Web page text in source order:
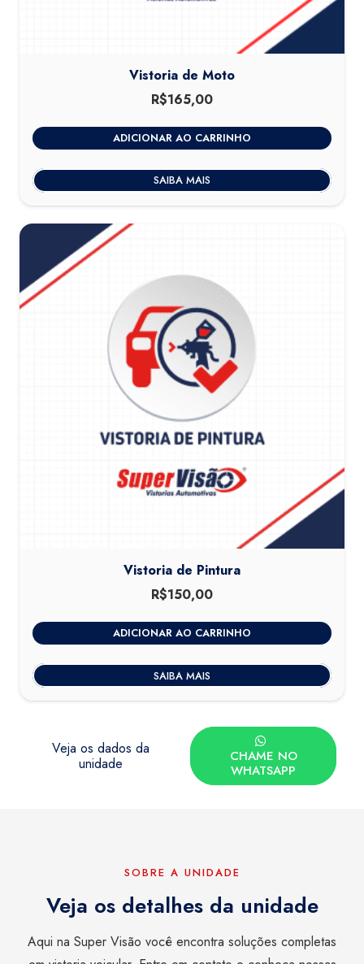
Vistoria de Moto
R$165,00
ADICIONAR AO CARRINHO
SAIBA MAIS
Vistoria de Pintura
R$150,00
ADICIONAR AO CARRINHO
SAIBA MAIS
Veja os dados da
unidade
CHAME NO
WHATSAPP
SOBRE A UNIDADE
Veja os detalhes da unidade
Aqui na Super Visão você encontra soluções completas